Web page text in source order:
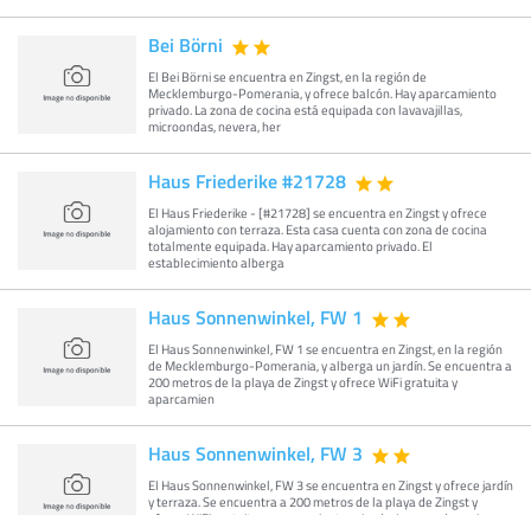
Bei Börni
El Bei Börni se encuentra en Zingst, en la región de
Mecklemburgo-Pomerania, y ofrece balcón. Hay aparcamiento
privado. La zona de cocina está equipada con lavavajillas,
microondas, nevera, her
Haus Friederike #21728
El Haus Friederike - [#21728] se encuentra en Zingst y ofrece
alojamiento con terraza. Esta casa cuenta con zona de cocina
totalmente equipada. Hay aparcamiento privado. El
establecimiento alberga
Haus Sonnenwinkel, FW 1
El Haus Sonnenwinkel, FW 1 se encuentra en Zingst, en la región
de Mecklemburgo-Pomerania, y alberga un jardín. Se encuentra a
200 metros de la playa de Zingst y ofrece WiFi gratuita y
aparcamien
Haus Sonnenwinkel, FW 3
El Haus Sonnenwinkel, FW 3 se encuentra en Zingst y ofrece jardín
y terraza. Se encuentra a 200 metros de la playa de Zingst y